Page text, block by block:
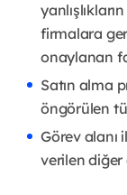
firmalara
onaylanan
Satın alma
öngörülen
Görev alanı
verilen